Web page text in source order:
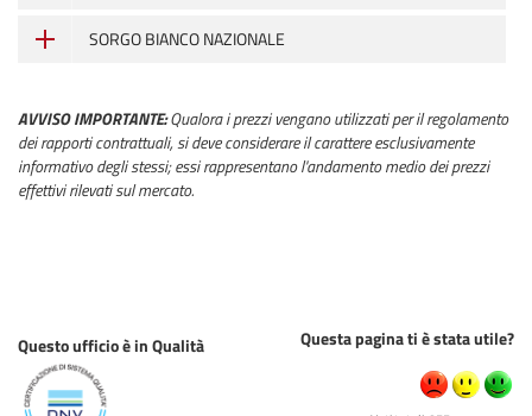
SORGO BIANCO NAZIONALE
AVVISO IMPORTANTE:Qualora i prezzi vengano utilizzati per il regolamento
dei rapporti contrattuali, si deve considerare il carattere esclusivamente
informativo degli stessi; essi rappresentano l'andamento medio dei prezzi
effettivi rilevati sul mercato.
Questa pagina ti è stata utile?
Questo ufficio è in Qualità